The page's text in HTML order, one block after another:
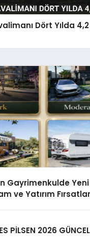
Dört Yılda
Gayrimenkulde
ve Yatırım
PİLSEN 2026